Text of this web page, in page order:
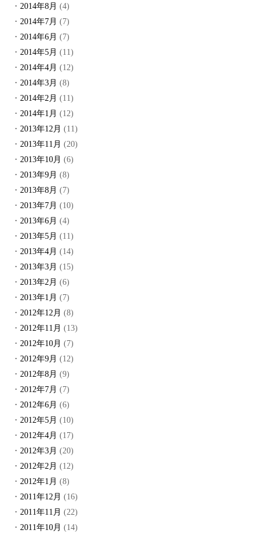
2014年8月 (4)
2014年7月 (7)
2014年6月 (7)
2014年5月 (11)
2014年4月 (12)
2014年3月 (8)
2014年2月 (11)
2014年1月 (12)
2013年12月 (11)
2013年11月 (20)
2013年10月 (6)
2013年9月 (8)
2013年8月 (7)
2013年7月 (10)
2013年6月 (4)
2013年5月 (11)
2013年4月 (14)
2013年3月 (15)
2013年2月 (6)
2013年1月 (7)
2012年12月 (8)
2012年11月 (13)
2012年10月 (7)
2012年9月 (12)
2012年8月 (9)
2012年7月 (7)
2012年6月 (6)
2012年5月 (10)
2012年4月 (17)
2012年3月 (20)
2012年2月 (12)
2012年1月 (8)
2011年12月 (16)
2011年11月 (22)
2011年10月 (14)